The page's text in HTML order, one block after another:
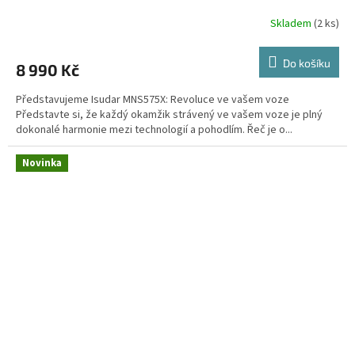
R
M
A
Skladem (2 ks)
8 990 Kč Do košíku
Představujeme Isudar MNS575X: Revoluce ve vašem voze
Představte si, že každý okamžik strávený ve vašem voze je plný
dokonalé harmonie mezi technologií a pohodlím. Řeč je o...
Novinka